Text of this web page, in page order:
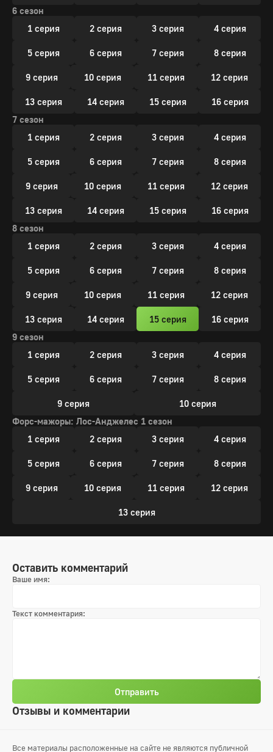
6 сезон
1 серия
2 серия 3 серия 4 серия
5 серия 6 серия 7 серия 8 серия
9 серия 10 серия 11 серия 12 серия
13 серия 14 серия 15 серия
16 серия
7 сезон
1 серия
2 серия 3 серия 4 серия
5 серия 6 серия 7 серия 8 серия
9 серия 10 серия 11 серия 12 серия
13 серия 14 серия 15 серия
16 серия
8 сезон
1 серия
2 серия 3 серия 4 серия
5 серия 6 серия 7 серия 8 серия
9 серия 10 серия 11 серия 12 серия
13 серия 14 серия 15 серия
16 серия
9 сезон
1 серия
2 серия 3 серия 4 серия
5 серия 6 серия 7 серия 8 серия
9 серия
10 серия
Форс-мажоры: Лос-Анджелес 1 сезон
1 серия
2 серия 3 серия 4 серия
5 серия 6 серия 7 серия 8 серия
9 серия 10 серия 11 серия 12 серия
13 серия
Отзывы и комментарии
Оставить комментарий
Ваше имя:
Текст комментария:
Отправить
Все материалы расположенные на сайте не являются публичной